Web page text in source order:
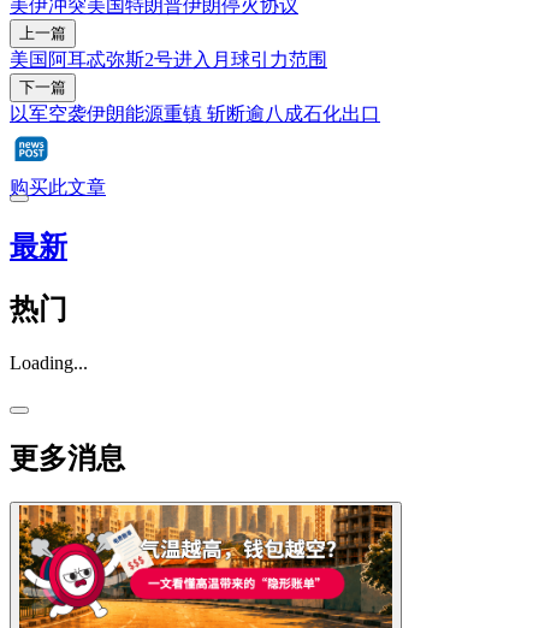
美伊冲突美国特朗普伊朗停火协议
上一篇
美国阿耳忒弥斯2号进入月球引力范围
下一篇
以军空袭伊朗能源重镇 斩断逾八成石化出口
购买此文章
最新
热门
Loading...
更多消息